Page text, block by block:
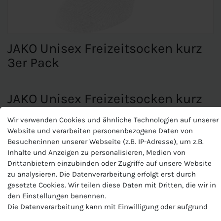
JAKO Unisex Freizeitsocken kurz
3er Pack
JAKO Unisex Freizeitsocken kurz
3er Pack
Flache Zehennaht
Kurzer Komfortbund
Material: 66 % Baumwolle, 21 % Polyester, 11 % Polyamid, 2
% Elasthan
Produktnummer
Wir verwenden Cookies und ähnliche Technologien auf unserer
Website und verarbeiten personenbezogene Daten von
Besucher:innen unserer Webseite (z.B. IP-Adresse), um z.B.
Inhalte und Anzeigen zu personalisieren, Medien von
Drittanbietern einzubinden oder Zugriffe auf unsere Website
zu analysieren. Die Datenverarbeitung erfolgt erst durch
gesetzte Cookies. Wir teilen diese Daten mit Dritten, die wir in
den Einstellungen benennen.
Die Datenverarbeitung kann mit Einwilligung oder aufgrund